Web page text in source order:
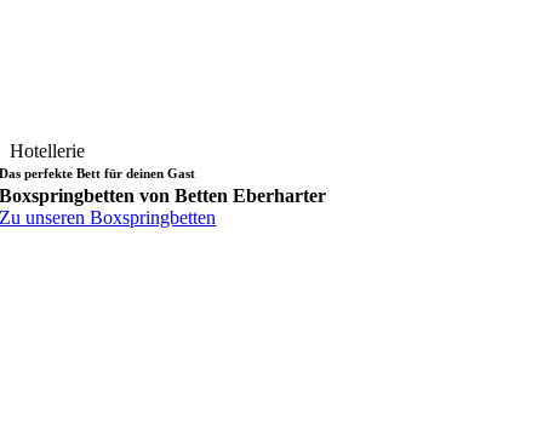
Hotellerie
Das perfekte Bett für deinen Gast
Boxspringbetten von Betten Eberharter
Zu unseren Boxspringbetten